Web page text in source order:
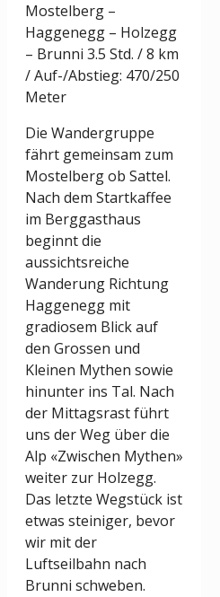
Mostelberg –
Haggenegg – Holzegg
– Brunni 3.5 Std. / 8 km
/ Auf-/Abstieg: 470/250
Meter
Die Wandergruppe
fährt gemeinsam zum
Mostelberg ob Sattel.
Nach dem Startkaffee
im Berggasthaus
beginnt die
aussichtsreiche
Wanderung Richtung
Haggenegg mit
gradiosem Blick auf
den Grossen und
Kleinen Mythen sowie
hinunter ins Tal. Nach
der Mittagsrast führt
uns der Weg über die
Alp «Zwischen Mythen»
weiter zur Holzegg.
Das letzte Wegstück ist
etwas steiniger, bevor
wir mit der
Luftseilbahn nach
Brunni schweben.